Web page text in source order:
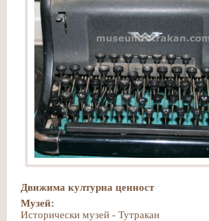
Движима културна ценност
Музей:
Исторически музей - Тутракан